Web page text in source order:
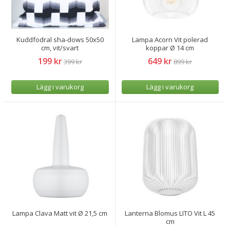
Kuddfodral sha-dows 50x50
cm, vit/svart
199 kr399 kr
Lägg i varukorg
Lampa Acorn Vit polerad
koppar Ø 14 cm
649 kr899 kr
Lägg i varukorg
Lampa Clava Matt vit Ø 21,5 cm
Lanterna Blomus LITO Vit L 45
cm